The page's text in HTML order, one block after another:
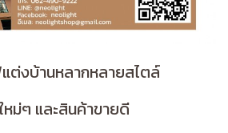
ต่งบ้านหลากหลายสไตล์
ม่ๆ และสินค้าขายดี